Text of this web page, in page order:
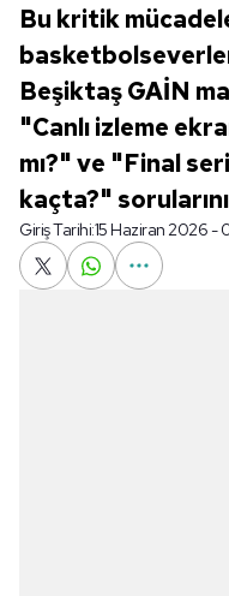
Bu kritik
Beşiktaş GAİN
"Canlı izleme
mı?" ve "Final
kaçta?"
Giriş Tarihi:15 Haziran 2026 -